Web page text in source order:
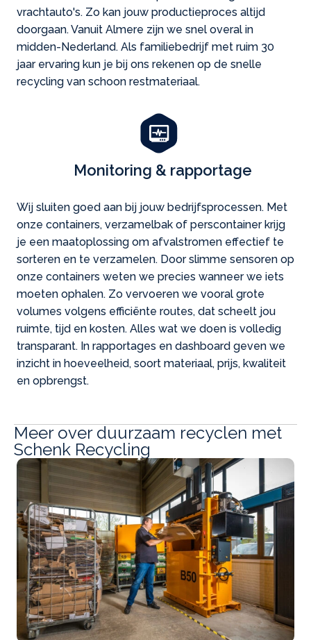
vrachtauto's. Zo kan jouw productieproces altijd
doorgaan. Vanuit Almere zijn we snel overal in
midden-Nederland. Als familiebedrijf met ruim 30
jaar ervaring kun je bij ons rekenen op de snelle
recycling van schoon restmateriaal.
Monitoring & rapportage
Wij sluiten goed aan bij jouw bedrijfs­processen. Met
onze containers, verzamelbak of perscontainer krijg
je een maatoplossing om afvalstromen effectief te
sorteren en te verzamelen. Door slimme sensoren op
onze containers weten we precies wanneer we iets
moeten ophalen. Zo vervoeren we vooral grote
volumes volgens efficiënte routes, dat scheelt jou
ruimte, tijd en kosten. Alles wat we doen is volledig
transparant. In rapportages en dashboard geven we
inzicht in hoeveelheid, soort materiaal, prijs, kwaliteit
en opbrengst.
Meer over duurzaam recyclen met
Schenk Recycling